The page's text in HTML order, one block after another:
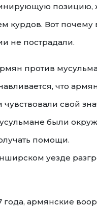
позицию,
Вот почему
не пострадали.
против
что
чувствовали свой
были
помощи.
уезде
года, армянские